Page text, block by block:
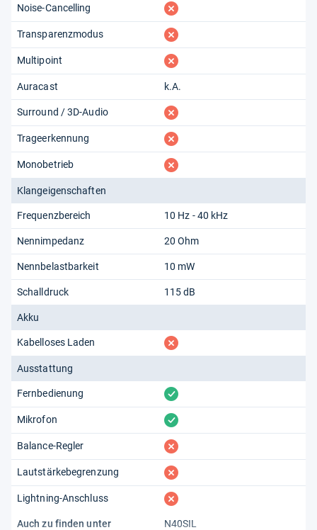
Noise-Cancelling fehlt
Transparenzmodus fehlt
Multipoint fehlt
Auracast k.A.
Surround / 3D-Audio fehlt
Trageerkennung fehlt
Monobetrieb fehlt
Klangeigenschaften
Frequenzbereich 10 Hz - 40 kHz
Nennimpedanz 20 Ohm
Nennbelastbarkeit 10 mW
Schalldruck 115 dB
Akku
Kabelloses Laden fehlt
Ausstattung
Fernbedienung vorhanden
Mikrofon vorhanden
Balance-Regler fehlt
Lautstärkebegrenzung fehlt
Lightning-Anschluss fehlt
Auch zu finden unter
N40SIL